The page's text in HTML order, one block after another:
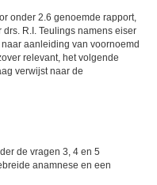
onder 2.6 genoemde rapport,
R.I. Teulings namens eiser
aanleiding van voornoemd
relevant, het volgende
verwijst naar de
de vragen 3, 4 en 5
anamnese en een